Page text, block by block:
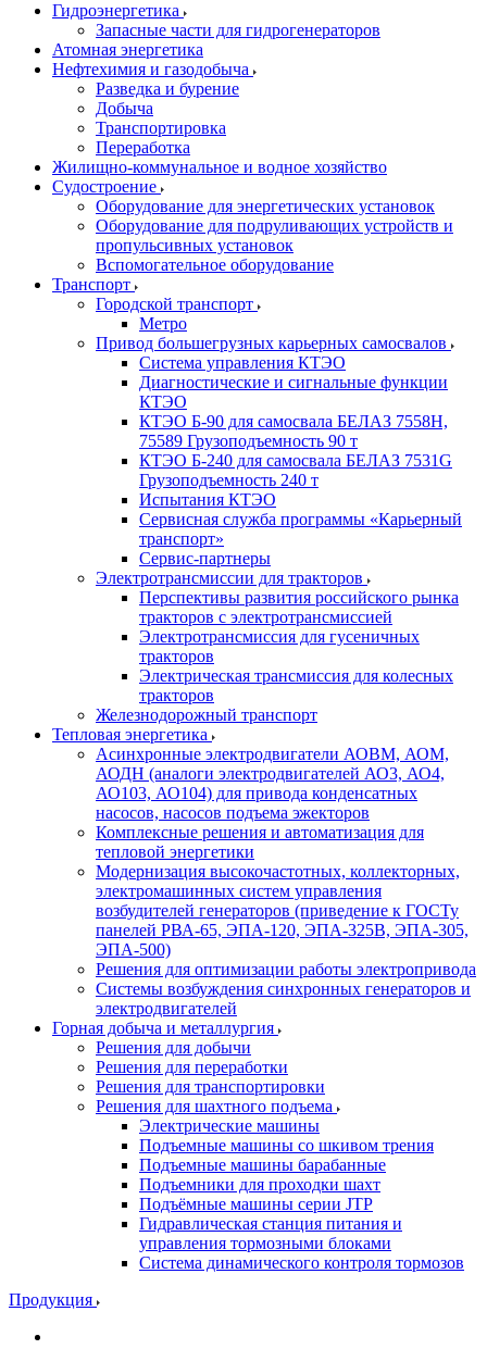
Гидроэнергетика
Запасные части для гидрогенераторов
Атомная энергетика
Нефтехимия и газодобыча
Разведка и бурение
Добыча
Транспортировка
Переработка
Жилищно-коммунальное и водное хозяйство
Судостроение
Оборудование для энергетических установок
Оборудование для подруливающих устройств и
пропульсивных установок
Вспомогательное оборудование
Транспорт
Городской транспорт
Метро
Привод большегрузных карьерных самосвалов
Система управления КТЭО
Диагностические и сигнальные функции
КТЭО
КТЭО Б-90 для самосвала БЕЛАЗ 7558H,
75589 Грузоподъемность 90 т
КТЭО Б-240 для самосвала БЕЛАЗ 7531G
Грузоподъемность 240 т
Испытания КТЭО
Сервисная служба программы «Карьерный
транспорт»
Сервис-партнеры
Электротрансмиссии для тракторов
Перспективы развития российского рынка
тракторов с электротрансмиссией
Электротрансмиссия для гусеничных
тракторов
Электрическая трансмиссия для колесных
тракторов
Железнодорожный транспорт
Тепловая энергетика
Асинхронные электродвигатели АОВМ, АОМ,
АОДН (аналоги электродвигателей АО3, АО4,
АО103, АО104) для привода конденсатных
насосов, насосов подъема эжекторов
Комплексные решения и автоматизация для
тепловой энергетики
Модернизация высокочастотных, коллекторных,
электромашинных систем управления
возбудителей генераторов (приведение к ГОСТу
панелей РВА-65, ЭПА-120, ЭПА-325В, ЭПА-305,
ЭПА-500)
Решения для оптимизации работы электропривода
Системы возбуждения синхронных генераторов и
электродвигателей
Горная добыча и металлургия
Решения для добычи
Решения для переработки
Решения для транспортировки
Решения для шахтного подъема
Электрические машины
Подъемные машины со шкивом трения
Подъемные машины барабанные
Подъемники для проходки шахт
Подъёмные машины серии JTP
Гидравлическая станция питания и
управления тормозными блоками
Система динамического контроля тормозов
Продукция